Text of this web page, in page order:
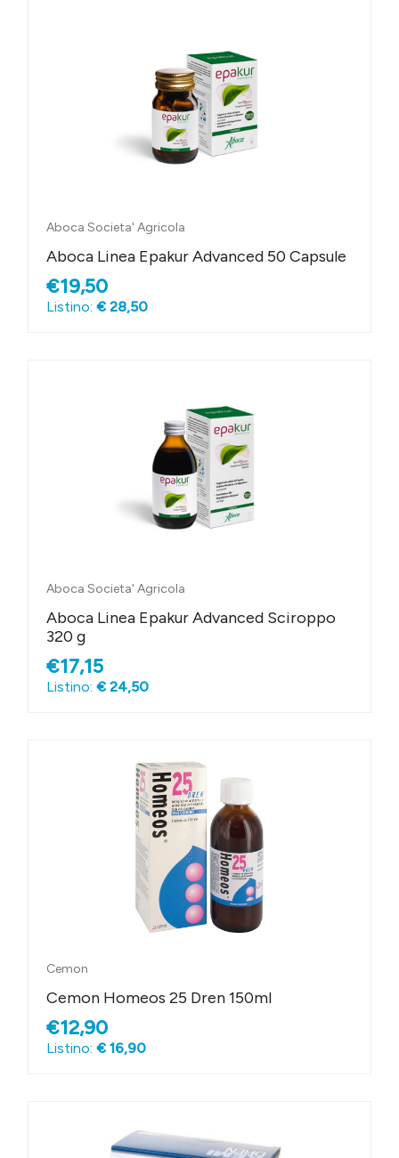
Aboca Societa' Agricola
Aboca Linea Epakur Advanced 50 Capsule
€19,50
Listino: € 28,50
Aboca Societa' Agricola
Aboca Linea Epakur Advanced Sciroppo
320 g
€17,15
Listino: € 24,50
Cemon
Cemon Homeos 25 Dren 150ml
€12,90
Listino: € 16,90